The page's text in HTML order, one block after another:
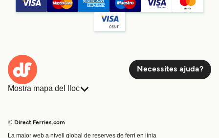
Necessites ajuda?
Mostra mapa del lloc
© Direct Ferries.com
La major web a nivell global de reserves de ferri en línia